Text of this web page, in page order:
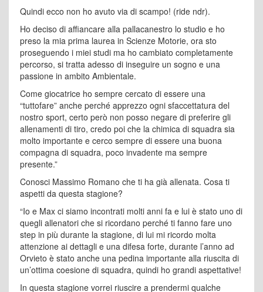
Quindi ecco non ho avuto via di scampo! (ride ndr).
Ho deciso di affiancare alla pallacanestro lo studio e ho
preso la mia prima laurea in Scienze Motorie, ora sto
proseguendo i miei studi ma ho cambiato completamente
percorso, si tratta adesso di inseguire un sogno e una
passione in ambito Ambientale.
Come giocatrice ho sempre cercato di essere una
“tuttofare” anche perché apprezzo ogni sfaccettatura del
nostro sport, certo però non posso negare di preferire gli
allenamenti di tiro, credo poi che la chimica di squadra sia
molto importante e cerco sempre di essere una buona
compagna di squadra, poco invadente ma sempre
presente.”
Conosci Massimo Romano che ti ha già allenata. Cosa ti
aspetti da questa stagione?
“Io e Max ci siamo incontrati molti anni fa e lui è stato uno di
quegli allenatori che si ricordano perché ti fanno fare uno
step in più durante la stagione, di lui mi ricordo molta
attenzione ai dettagli e una difesa forte, durante l’anno ad
Orvieto è stato anche una pedina importante alla riuscita di
un’ottima coesione di squadra, quindi ho grandi aspettative!
In questa stagione vorrei riuscire a prendermi qualche